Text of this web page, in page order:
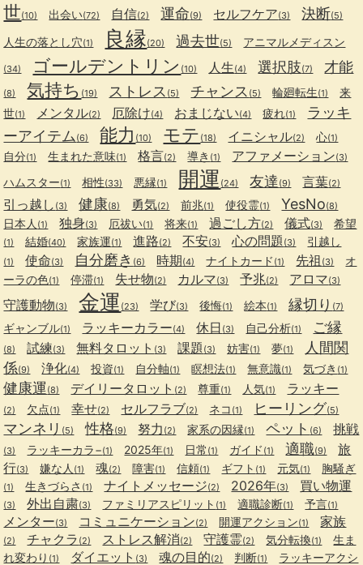
世(10) 出会い(72) 自信(2) 運命(9) セルフケア(3) 決断(5)
人生の落とし穴(1) 良縁(20) 過去世(5) アニマルメディスン
(34) ゴールデントリン (10) 人生(4) 選択肢(7) 才能
(8) 気持ち (19) ストレス (5) チャンス (5) 輪廻転生(1)
来
世(1) メンタル(2) 厄除け(4) おまじない(4) 疲れ(1)
ラッキ
ーアイテム (6) 能力 (10) モテ (18) イニシャル(2) 心(1)
自分(1) 生まれた意味(1) 格言(2) 導き (1) アファメーション(3)
ハムスター(1) 相性(33) 悪縁(1) 開運 (24) 友達 (9) 言葉(2)
引っ越し (3) 健康(8) 勇気(2) 前兆(1) 使役霊(1) YesNo(8)
日本人 (1) 独身(3) 厄祓い(1) 将来(1) 過ごし方(2) 儀式(3) 希望
(1) 結婚(40) 家族運(1) 進路(2) 不安(3) 心の問題(3) 引越し
(1) 使命(3) 自分磨き (6) 時期(4) ナイトカード (1) 先祖 (3)
オ
ーラの色(1) 停滞(1) 失せ物(2) カルマ(3) 予兆(2) アロマ(3)
守護動物(3) 金運 (23) 学び(3) 後悔(1) 絵本(1) 縁切り (7)
ギャンブル(1) ラッキーカラー(4) 休日 (3) 自己分析(1) ご縁
(8) 試練(3) 無料タロット (3) 課題(3) 妨害(1) 夢(1)
人間関
係(9) 浄化(4) 投資(1) 自分軸(1) 瞑想法(1) 無意識(1) 気づき (1)
健康運(8) デイリータロット (2) 尊重(1) 人気(1) ラッキー
(2) 欠点(1) 幸せ(2) セルフラブ(2) ネコ (1) ヒーリング(5)
マンネリ (5) 性格(9) 努力 (2) 家系の因縁(1) ペット (6) 挑戦
(3) ラッキーカラ−(1) 2025年(1) 日常 (1) ガイド (1) 適職(9)
旅
行(3) 嫌な人 (1) 魂(2) 障害(1) 信頼(1) ギフト (1) 元気(1) 胸騒ぎ
(1) 生きづらさ (1) ナイトメッセージ(2) 2026年(3) 買い物運
(3) 外出自粛(3) ファミリアスピリット (1) 適職診断(1) 予言(1)
メンター(3) コミュニケーション(2) 開運アクション(1) 家族
(2) チャクラ (2) ストレス解消(2) 守護霊(2) 気分転換(1)
生ま
れ変わり (1) ダイエット (3) 魂の目的(2) 判断(1)
ラッキーアクシ